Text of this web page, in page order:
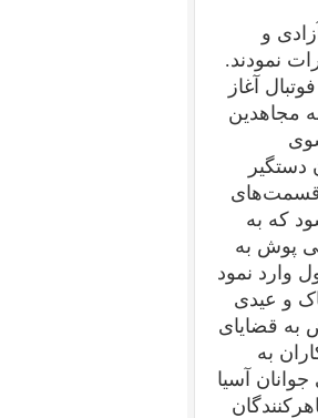
آزادی و
نمودند.
آغاز
مجاهدین
تظاهرکنندگان دستگیر
قسمت‌های
که به
پوش به
وارد نمود
و عیدی
نیز در اعتراض به قضایای
به
آسیا